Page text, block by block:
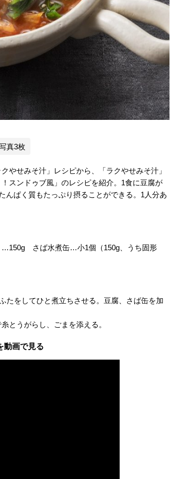
真3枚
やせみそ汁」レシピから、「ラクやせみそ汁」
スンドゥブ風」のレシピを紹介。1食に豆腐が
んぱく質もたっぷり摂ることができる。1人分あ
さば水煮缶…小1個（150g、うち固形
たをしてひと煮立ちさせる。豆腐、さば缶を加
とうがらし、ごまを添える。
動画で見る